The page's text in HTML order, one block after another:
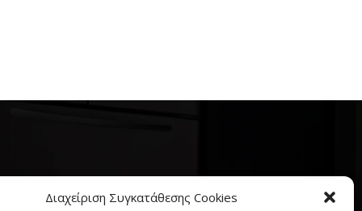
Διαχείριση Συγκατάθεσης Cookies
NEWSLETTER